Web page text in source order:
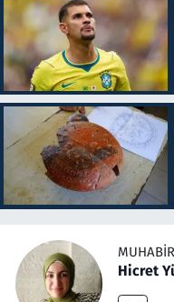
MUHABIR
Hicret